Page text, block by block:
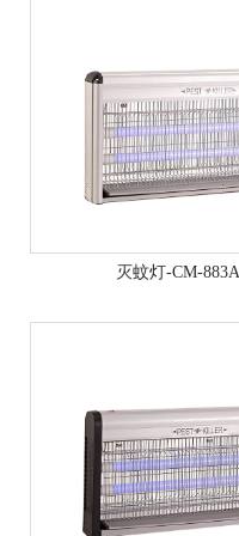
灭蚊灯-CM-